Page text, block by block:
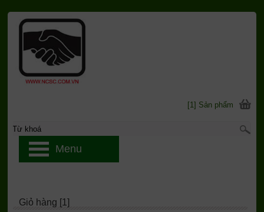
Giỏ hàng [1]
[1] Sản phẩm
Menu